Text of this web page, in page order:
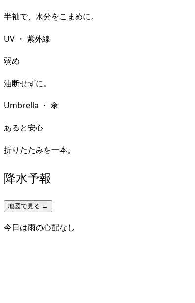
半袖で、水分をこまめに。
UV ・ 紫外線
弱め
油断せずに。
Umbrella ・ 傘
あると安心
折りたたみを一本。
降水予報
地図で見る →
今日は雨の心配なし